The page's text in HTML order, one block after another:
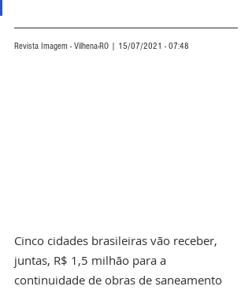
Revista Imagem - Vilhena-RO | 15/07/2021 - 07:48
Cinco cidades brasileiras vão receber,
juntas, R$ 1,5 milhão para a
continuidade de obras de saneamento